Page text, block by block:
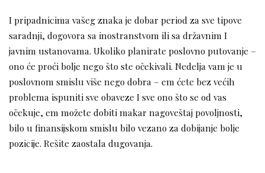
I pripadnicima vašeg znaka je dobar period za sve tipove
saradnji, dogovora sa inostranstvom ili sa državnim I
javnim ustanovama. Ukoliko planirate poslovno putovanje –
ono će proći bolje nego što ste očekivali. Nedelja vam je u
poslovnom smislu više nego dobra – em ćete bez većih
problema ispuniti sve obaveze I sve ono što se od vas
očekuje, em možete dobiti makar nagoveštaj povoljnosti,
bilo u finansijskom smislu bilo vezano za dobijanje bolje
pozicije. Rešite zaostala dugovanja.